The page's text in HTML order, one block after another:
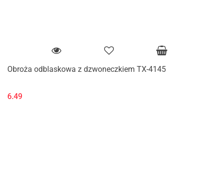
Obroża odblaskowa z dzwoneczkiem TX-4145
6.49